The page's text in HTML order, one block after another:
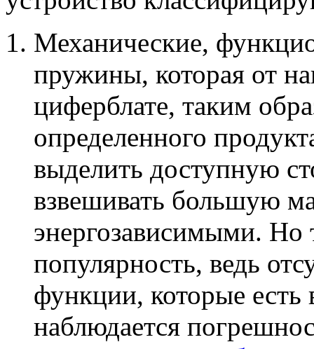
Механические,
пружины, которая от
циферблате, таким
определенного
выделить доступную
взвешивать большую
энергозависимыми. Но
популярность, ведь
функции, которые есть
наблюдается